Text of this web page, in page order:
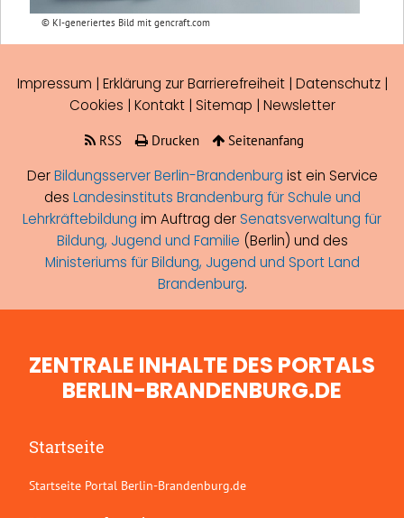
© KI-generiertes Bild mit gencraft.com
Impressum | Erklärung zur Barrierefreiheit| Datenschutz|
Cookies | Kontakt | Sitemap | Newsletter
RSS Drucken Seitenanfang
DerBildungsserver Berlin-Brandenburg ist ein Service
des Landesinstituts Brandenburg für Schule und
Lehrkräftebildung im Auftrag der Senatsverwaltung für
Bildung, Jugend und Familie (Berlin) und des
Ministeriums für Bildung, Jugend und Sport Land
Brandenburg.
ZENTRALE INHALTE DES PORTALS
BERLIN-BRANDENBURG.DE
Startseite
Startseite Portal Berlin-Brandenburg.de